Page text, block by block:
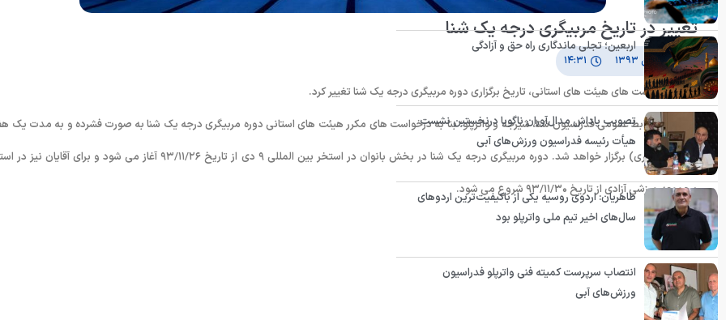
تغییر در تاریخ مربیگری درجه یک شنا
۲۱ بهمن ۱۳۹۳ ۱۴:۳۱
بنا به درخواست های هیئت های استانی، تاریخ برگزاری دوره مربیگری درجه یک شنا تغییر کرد.
به گزارش روابط عمومی فدراسیون شنا، شیرجه و واترپلو؛ بنا به درخواست های مکرر هیئت های استانی دوره مربیگری درجه یک شنا به صورت فشرده و به مدت یک
(عملی و تئوری) برگزار خواهد شد. دوره مربیگری درجه یک شنا در بخش بانوان در استخر بین المللی ۹ دی از تاریخ ۹۳/۱۱/۲۶ آغاز می شود و برای
مجموعه ورزشی آزادی از تاریخ ۹۳/۱۱/۳۰ شروع می شود.
اربعین؛ تجلی ماندگاری راه حق و آزادگی
تصویب پاداش مدال‌آوران ناگویا درنخستین نشست
هیأت رئیسه فدراسیون ورزش‌های آبی
طاهریان: اردوی روسیه یکی از باکیفیت‌ترین اردوهای
سال‌های اخیر تیم ملی واترپلو بود
انتصاب سرپرست کمیته فنی واترپلو فدراسیون
ورزش‌های آبی